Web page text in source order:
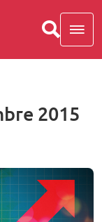
2015